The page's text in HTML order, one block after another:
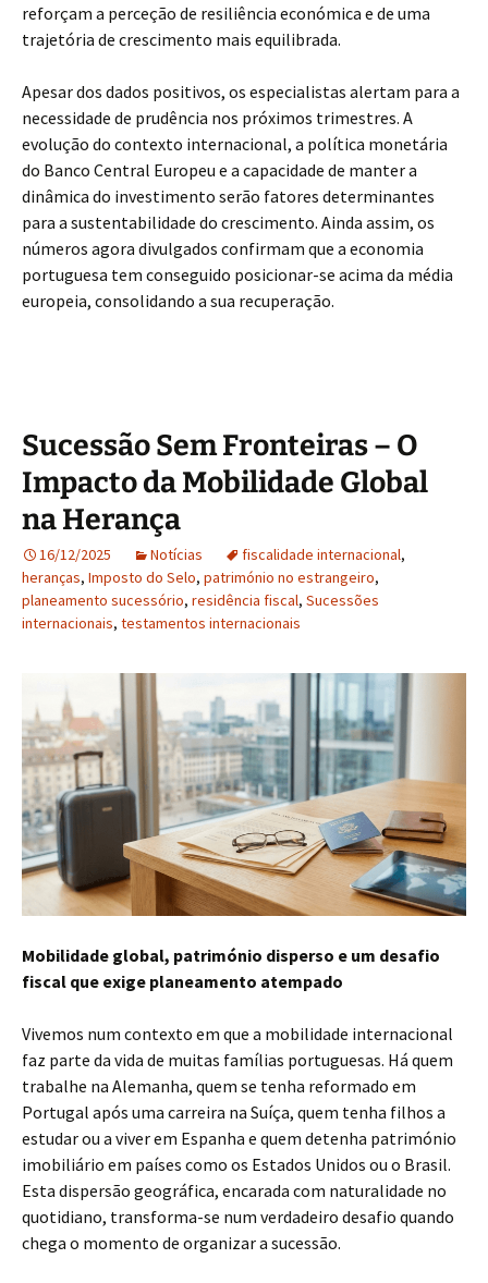
reforçam a perceção de resiliência económica e de uma
trajetória de crescimento mais equilibrada.
Apesar dos dados positivos, os especialistas alertam para a
necessidade de prudência nos próximos trimestres. A
evolução do contexto internacional, a política monetária
do Banco Central Europeu e a capacidade de manter a
dinâmica do investimento serão fatores determinantes
para a sustentabilidade do crescimento. Ainda assim, os
números agora divulgados confirmam que a economia
portuguesa tem conseguido posicionar-se acima da média
europeia, consolidando a sua recuperação.
Sucessão Sem Fronteiras – O
Impacto da Mobilidade Global
na Herança
16/12/2025 Notícias fiscalidade internacional,
heranças, Imposto do Selo, património no estrangeiro,
planeamento sucessório, residência fiscal, Sucessões
internacionais, testamentos internacionais
Mobilidade global, património disperso e um desafio
fiscal que exige planeamento atempado
Vivemos num contexto em que a mobilidade internacional
faz parte da vida de muitas famílias portuguesas. Há quem
trabalhe na Alemanha, quem se tenha reformado em
Portugal após uma carreira na Suíça, quem tenha filhos a
estudar ou a viver em Espanha e quem detenha património
imobiliário em países como os Estados Unidos ou o Brasil.
Esta dispersão geográfica, encarada com naturalidade no
quotidiano, transforma-se num verdadeiro desafio quando
chega o momento de organizar a sucessão.